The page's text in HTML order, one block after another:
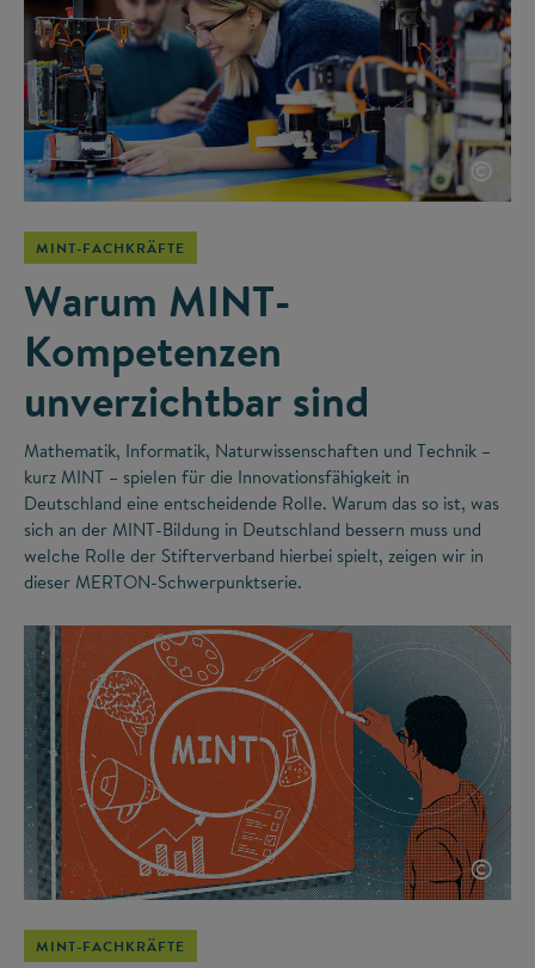
©
MINT-FACHKRÄFTE
Warum MINT-
Kompetenzen
unverzichtbar sind
Mathematik, Informatik, Naturwissenschaften und Technik –
kurz MINT – spielen für die Innovationsfähigkeit in
Deutschland eine entscheidende Rolle. Warum das so ist, was
sich an der MINT-Bildung in Deutschland bessern muss und
welche Rolle der Stifterverband hierbei spielt, zeigen wir in
dieser MERTON-Schwerpunktserie.
©
MINT-FACHKRÄFTE